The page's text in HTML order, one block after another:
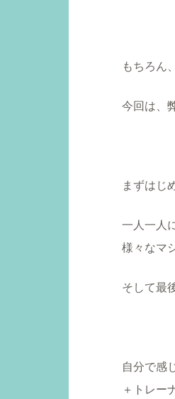
もちろん
今回は、
まずはじ
一人一人
様々なマ
そして最
自分で感
＋トレー